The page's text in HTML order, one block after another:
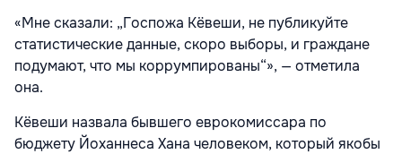
«Мне сказали: „Госпожа Кёвеши, не публикуйте
статистические данные, скоро выборы, и граждане
подумают, что мы коррумпированы“», — отметила
она.
Кёвеши назвала бывшего еврокомиссара по
бюджету Йоханнеса Хана человеком, который якобы